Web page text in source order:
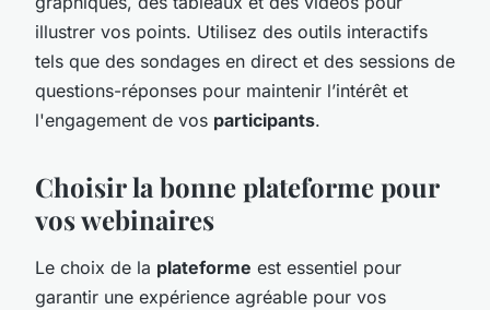
illustrer vos points. Utilisez des outils interactifs
tels que des sondages en direct et des sessions de
questions-réponses pour maintenir l’intérêt et
l'engagement de vos participants.
Choisir la bonne plateforme pour
vos webinaires
Le choix de la plateforme est essentiel pour
garantir une expérience agréable pour vos